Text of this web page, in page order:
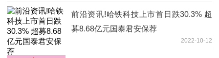
前沿资讯!哈铁科技上市首日跌30.3% 超
募8.68亿元国泰君安保荐
2022-10-12